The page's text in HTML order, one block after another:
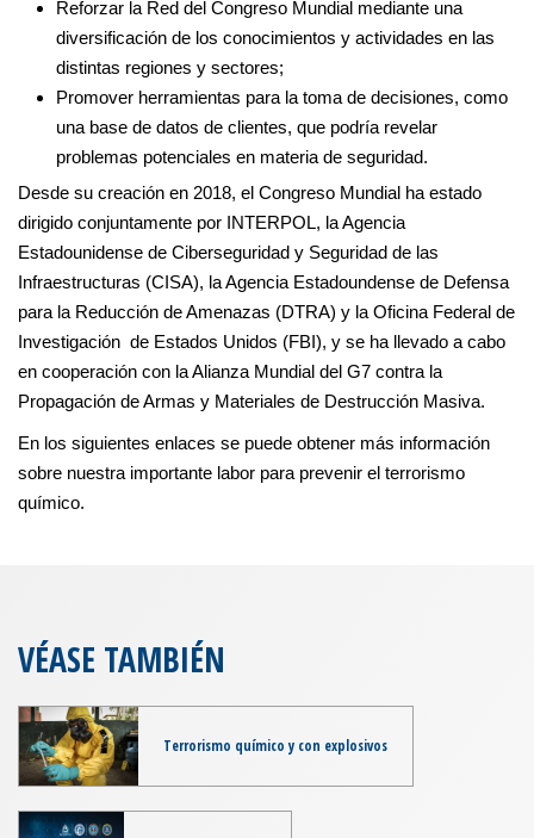
Reforzar la Red del Congreso Mundial mediante una
diversificación de los conocimientos y actividades en las
distintas regiones y sectores;
Promover herramientas para la toma de decisiones, como
una base de datos de clientes, que podría revelar
problemas potenciales en materia de seguridad.
Desde su creación en 2018, el Congreso Mundial ha estado
dirigido conjuntamente por INTERPOL, la Agencia
Estadounidense de Ciberseguridad y Seguridad de las
Infraestructuras (CISA), la Agencia Estadoundense de Defensa
para la Reducción de Amenazas (DTRA) y la Oficina Federal de
Investigación de Estados Unidos (FBI), y se ha llevado a cabo
en cooperación con la Alianza Mundial del G7 contra la
Propagación de Armas y Materiales de Destrucción Masiva.
En los siguientes enlaces se puede obtener más información
sobre nuestra importante labor para prevenir el terrorismo
químico.
VÉASE TAMBIÉN
Terrorismo químico y con explosivos